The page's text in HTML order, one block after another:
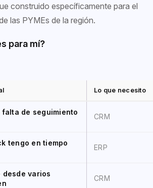
construido específicamente para el
las PYMEs de la región.
para mí?
Lo que necesito
de seguimiento
CRM
tengo en tiempo
ERP
desde varios
CRM